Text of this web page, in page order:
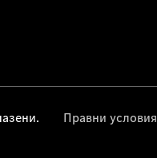
Правни условия